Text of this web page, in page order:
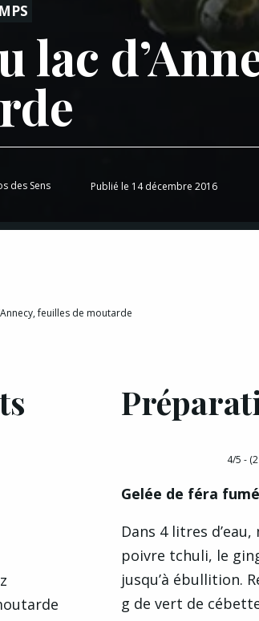
lac
des Sens Publié le 14 décembre 2016
feuilles de moutarde
4/5 -
Gelée de féra
Dans 4 litres
poivre tchuli, le
jusqu’à ébullition.
g de vert de